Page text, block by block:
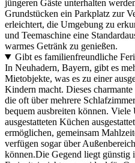
jüngeren Gäste unterhalten
Grundstücken ein Parkplatz zur
erleichtert, die Umgebung zu
und Teemaschine eine
warmes Getränk zu genießen.
Gibt es familienfreundliche
In Neuhadern, Bayern, gibt es
Mietobjekte, was es zu einer
Kindern macht. Dieses
die oft über mehrere
bequem ausbreiten können.
ausgestatteten Küchen
ermöglichen, gemeinsam
verfügen sogar über
können.Die Gegend liegt günstig